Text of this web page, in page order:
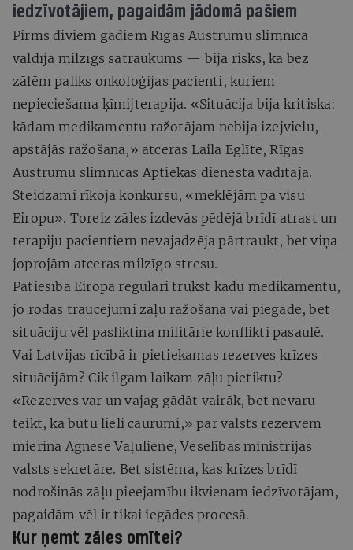
iedzīvotājiem, pagaidām jādomā pašiem
Pirms diviem gadiem Rīgas Austrumu slimnīcā
valdīja milzīgs satraukums — bija risks, ka bez
zālēm paliks onkoloģijas pacienti, kuriem
nepieciešama ķīmijterapija. «Situācija bija kritiska:
kādam medikamentu ražotājam nebija izejvielu,
apstājās ražošana,» atceras Laila Eglīte, Rīgas
Austrumu slimnīcas Aptiekas dienesta vadītāja.
Steidzami rīkoja konkursu, «meklējām pa visu
Eiropu». Toreiz zāles izdevās pēdējā brīdī atrast un
terapiju pacientiem nevajadzēja pārtraukt, bet viņa
joprojām atceras milzīgo stresu.
Patiesībā Eiropā regulāri trūkst kādu medikamentu,
jo rodas traucējumi zāļu ražošanā vai piegādē, bet
situāciju vēl pasliktina militārie konflikti pasaulē.
Vai Latvijas rīcībā ir pietiekamas rezerves krīzes
situācijām? Cik ilgam laikam zāļu pietiktu?
«Rezerves var un vajag gādāt vairāk, bet nevaru
teikt, ka būtu lieli caurumi,» par valsts rezervēm
mierina Agnese Vaļuliene, Veselības ministrijas
valsts sekretāre. Bet sistēma, kas krīzes brīdī
nodrošinās zāļu pieejamību ikvienam iedzīvotājam,
pagaidām vēl ir tikai iegādes procesā.
Kur ņemt zāles omītei?